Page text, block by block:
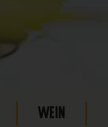
WEIN